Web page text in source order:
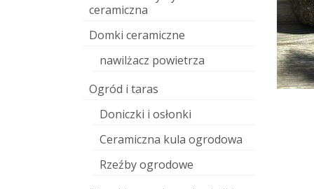
ceramiczna
Domki ceramiczne
nawilżacz powietrza
Ogród i taras
Doniczki i osłonki
Ceramiczna kula ogrodowa
Rzeźby ogrodowe